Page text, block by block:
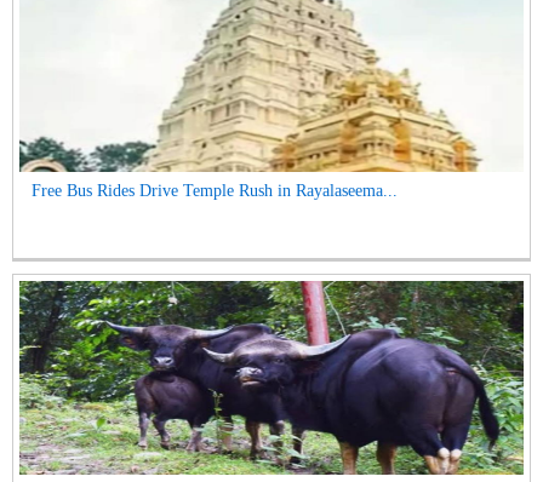
Free Bus Rides Drive Temple Rush in Rayalaseema...